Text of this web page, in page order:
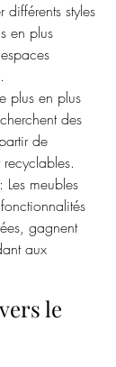
styles
en plus
plus en plus
des
de
Les meubles
gagnent
aux
le